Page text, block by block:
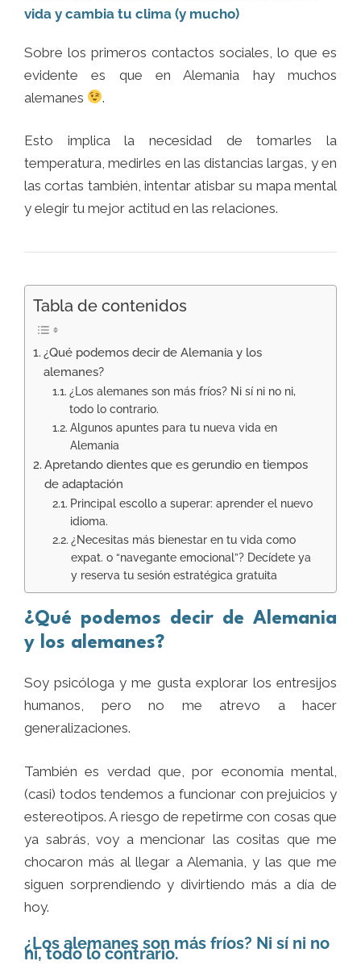
vida y cambia tu clima (y mucho)
Sobre los primeros contactos sociales, lo que es
evidente es que en Alemania hay muchos
alemanes
.
Esto implica la necesidad de tomarles la
temperatura, medirles en las distancias largas, y en
las cortas también, intentar atisbar su mapa mental
y elegir tu mejor actitud en las relaciones.
Tabla de contenidos
¿Qué podemos decir de Alemania y los
alemanes?
¿Los alemanes son más fríos? Ni sí ni no ni,
todo lo contrario.
Algunos apuntes para tu nueva vida en
Alemania
Apretando dientes que es gerundio en tiempos
de adaptación
Principal escollo a superar: aprender el nuevo
idioma.
¿Necesitas más bienestar en tu vida como
expat. o “navegante emocional”? Decídete ya
y reserva tu sesión estratégica gratuita
¿Qué podemos decir de Alemania
y los alemanes?
Soy psicóloga y me gusta explorar los entresijos
humanos, pero no me atrevo a hacer
generalizaciones.
También es verdad que, por economía mental,
(casi) todos tendemos a funcionar con prejuicios y
estereotipos. A riesgo de repetirme con cosas que
ya sabrás, voy a mencionar las cositas que me
chocaron más al llegar a Alemania, y las que me
siguen sorprendiendo y divirtiendo más a día de
hoy.
¿Los alemanes son más fríos? Ni sí ni no
ni, todo lo contrario.